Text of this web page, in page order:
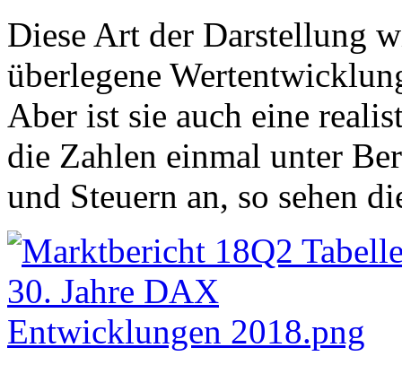
Diese Art der Darstellung
überlegene
Aber ist sie auch eine
die Zahlen einmal unter
und Steuern an, so sehen